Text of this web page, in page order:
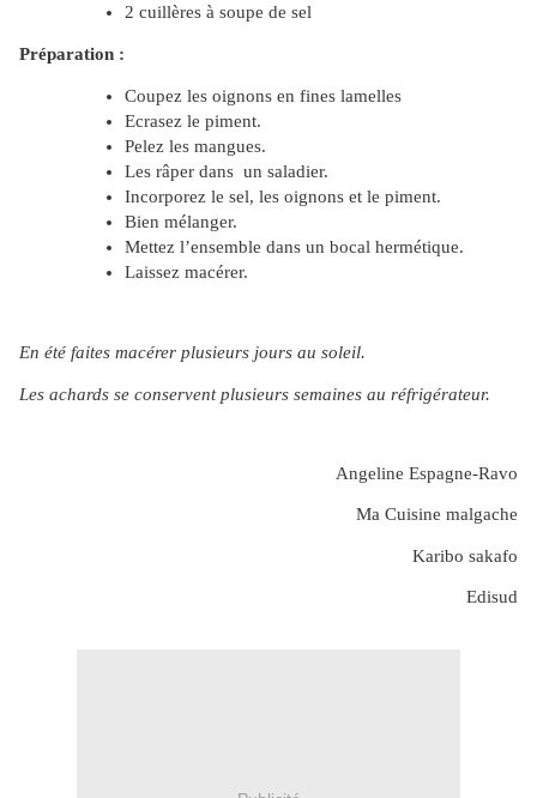
2 cuillères à soupe de sel
Préparation :
Coupez les oignons en fines lamelles
Ecrasez le piment.
Pelez les mangues.
Les râper dans un saladier.
Incorporez le sel, les oignons et le piment.
Bien mélanger.
Mettez l’ensemble dans un bocal hermétique.
Laissez macérer.
En été faites macérer plusieurs jours au soleil.
Les achards se conservent plusieurs semaines au réfrigérateur.
Angeline Espagne-Ravo
Ma Cuisine malgache
Karibo sakafo
Edisud